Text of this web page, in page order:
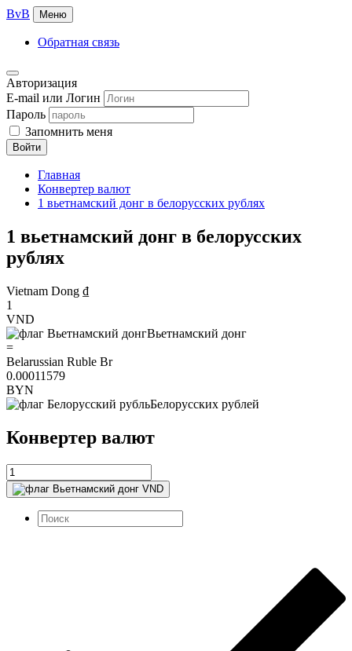
BvB Меню
Обратная связь
Авторизация
E-mail или Логин
Пароль
Запомнить меня
Войти
Главная
Конвертер валют
1 вьетнамский донг в белорусских рублях
1 вьетнамский донг в белорусских
рублях
Vietnam Dong ₫
1
VND
Вьетнамский донг
=
Belarussian Ruble Br
0.00011579
BYN
Белорусских рублей
Конвертер валют
VND